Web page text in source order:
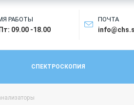
РАБОТЫ
09.00 -18.00
ПОЧТА
СПЕКТРОСКОПИЯ